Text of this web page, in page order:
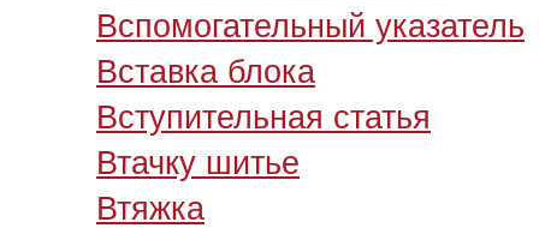
Вспомогательный указатель
Вставка блока
Вступительная статья
Втачку шитье
Втяжка